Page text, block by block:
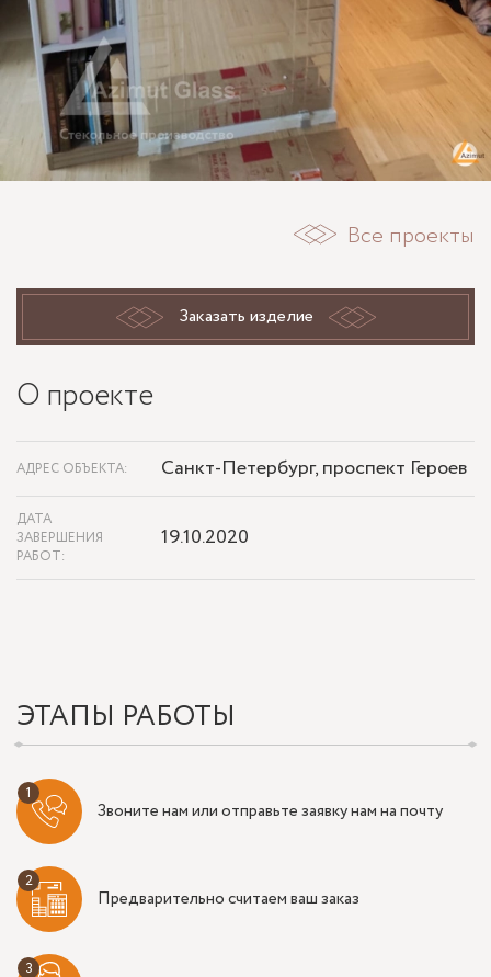
Все проекты
Заказать изделие
О проекте
АДРЕС ОБЪЕКТА: Санкт-Петербург, проспект Героев
ДАТА
ЗАВЕРШЕНИЯ
РАБОТ:
19.10.2020
ЭТАПЫ РАБОТЫ
Звоните нам или отправьте заявку нам на почту
Предварительно считаем ваш заказ